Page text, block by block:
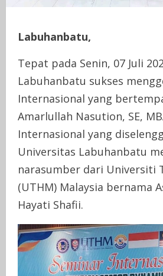
Labuhanbatu,
Tepat pada Senin, 07 Juli
Labuhanbatu sukses
Internasional yang
Amarlullah Nasution, SE,
Internasional yang
Universitas Labuhanbatu
narasumber dari Universiti
(UTHM) Malaysia bernama
Hayati Shafii.